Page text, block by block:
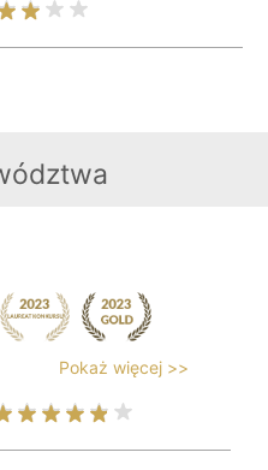
Pokaż więcej >>